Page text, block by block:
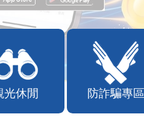
光休閒 防詐騙專區